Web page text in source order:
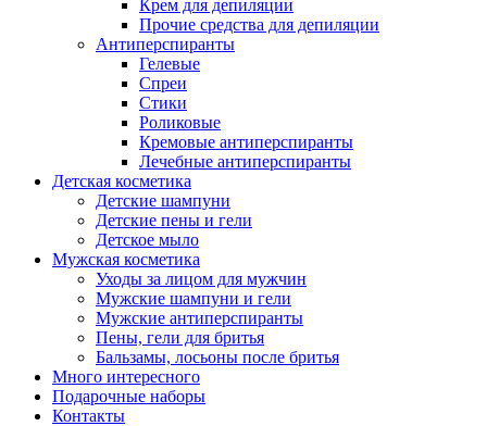
Крем для депиляции
Прочие средства для депиляции
Антиперспиранты
Гелевые
Спреи
Стики
Роликовые
Кремовые антиперспиранты
Лечебные антиперспиранты
Детская косметика
Детские шампуни
Детские пены и гели
Детское мыло
Мужская косметика
Уходы за лицом для мужчин
Мужские шампуни и гели
Мужские антиперспиранты
Пены, гели для бритья
Бальзамы, лосьоны после бритья
Много интересного
Подарочные наборы
Контакты